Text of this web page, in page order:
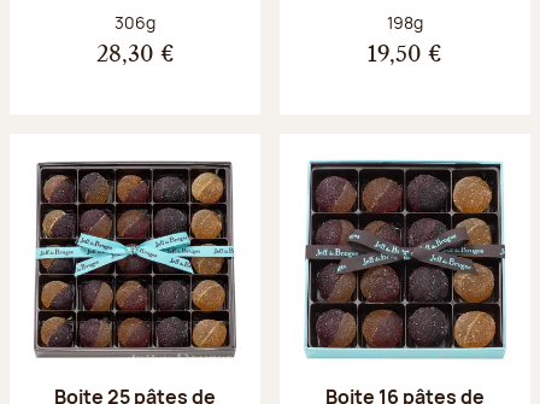
Poids net :
306g
28,30 €
Poids net :
198g
19,50 €
Boite 25 pâtes de Boite 16 pâtes de